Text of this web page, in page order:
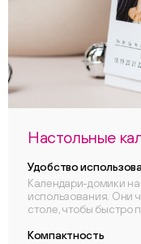
Настольные
Удобство
Календари-домики
использования. Они
столе, чтобы быстро
Компактность